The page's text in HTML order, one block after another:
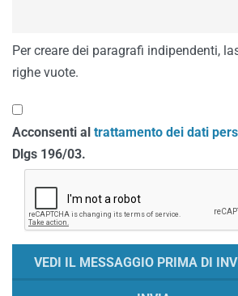
Per creare dei paragrafi indipendenti,
righe vuote.
Acconsenti al trattamento dei dati
Dlgs 196/03.